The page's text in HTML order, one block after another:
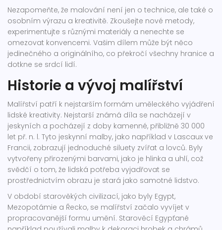
Nezapomeňte, že malování není jen o technice, ale také o
osobním výrazu a kreativitě. Zkoušejte nové metody,
experimentujte s různými materiály a nenechte se
omezovat konvencemi. Vašim dílem může být něco
jedinečného a originálního, co překročí všechny hranice a
dotkne se srdcí lidí.
Historie a vývoj malířství
Malířství patří k nejstarším formám uměleckého vyjádření
lidské kreativity. Nejstarší známá díla se nacházejí v
jeskyních a pocházejí z doby kamenné, přibližně 30 000
let př. n. l. Tyto jeskynní malby, jako například v Lascaux ve
Francii, zobrazují jednoduché siluety zvířat a lovců. Byly
vytvořeny přirozenými barvami, jako je hlinka a uhlí, což
svědčí o tom, že lidská potřeba vyjadřovat se
prostřednictvím obrazu je stará jako samotné lidstvo.
V období starověkých civilizací, jako byly Egypt,
Mezopotámie a Řecko, se malířství začalo vyvíjet v
propracovanější formu umění. Starověcí Egypťané